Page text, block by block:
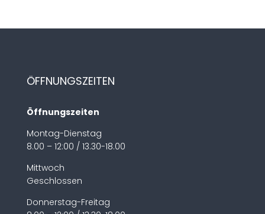
ÖFFNUNGSZEITEN
Öffnungszeiten
Montag-Dienstag
8.00 – 12:00 / 13.30-18.00
Mittwoch
Geschlossen
Donnerstag-Freitag